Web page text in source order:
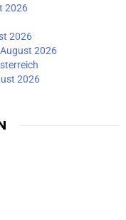
2026
2026
2026
2026